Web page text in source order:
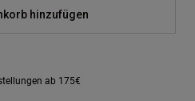
hinzufügen
ab 175€